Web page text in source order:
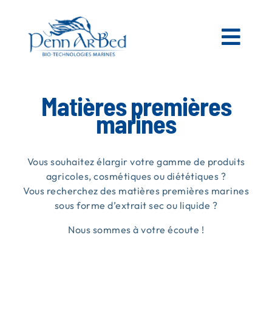
contenu
AGRICOLE
MATIÈRES PREMIÈRES MARINES
Matières premières
marines
Vous souhaitez élargir votre gamme de produits
agricoles, cosmétiques ou diététiques ?
Vous recherchez des matières premières marines
sous forme d’extrait sec ou liquide ?
Nous sommes à votre écoute !